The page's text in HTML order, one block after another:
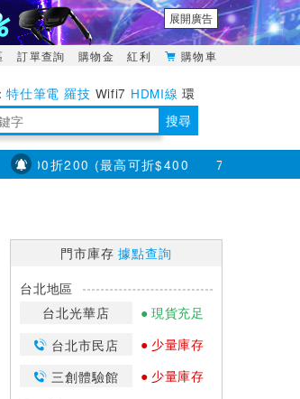
展開廣告
訂單查詢 購物金 紅利 購物車
特仕筆電 羅技 Wifi7 HDMI線 環
POWER 搜尋
折200 (最高可折$400 7/23~8/31【耳機
門市庫存據點查詢
台北地區
台北光華店
現貨充足
台北市民店
少量庫存
三創體驗館
少量庫存